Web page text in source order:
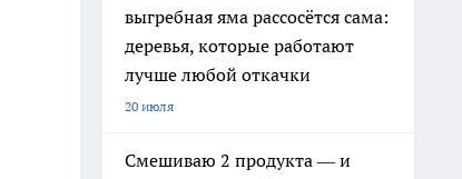
выгребная яма рассосётся сама:
деревья, которые работают
лучше любой откачки
20 июля
Смешиваю 2 продукта — и